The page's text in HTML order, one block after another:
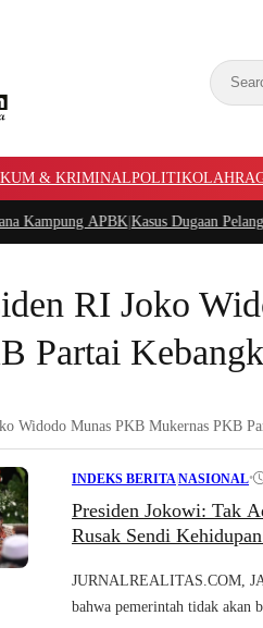
& KRIMINALPOLITIK
APBK| Kasus Dugaan
RI Joko
Partai
Widodo Munas PKB Mukernas PKB
INDEKS BERITA|NASIONAL•
Presiden Jokowi: Tak
Rusak Sendi
JURNALREALITAS.COM,
bahwa pemerintah tidak akan